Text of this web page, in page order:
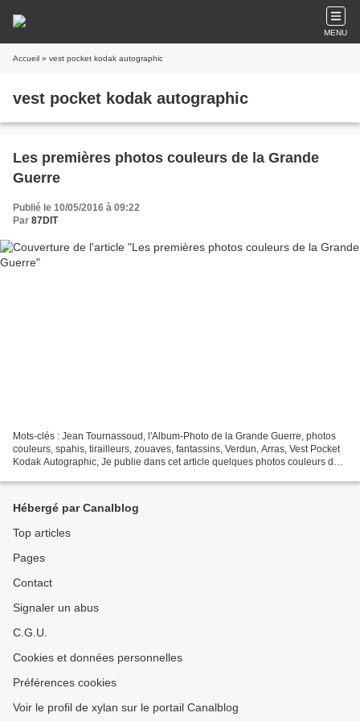
MENU
Accueil » vest pocket kodak autographic
vest pocket kodak autographic
Les premières photos couleurs de la Grande
Guerre
Publié le 10/05/2016 à 09:22
Par 87DIT
Mots-clés : Jean Tournassoud, l'Album-Photo de la Grande Guerre, photos
couleurs, spahis, tirailleurs, zouaves, fantassins, Verdun, Arras, Vest Pocket
Kodak Autographic, Je publie dans cet article quelques photos couleurs de
Hébergé par Canalblog
Top articles
Pages
Contact
Signaler un abus
C.G.U.
Cookies et données personnelles
Préférences cookies
Voir le profil de xylan sur le portail Canalblog